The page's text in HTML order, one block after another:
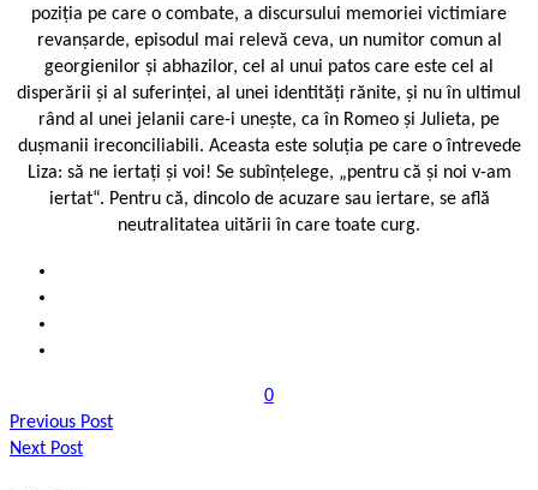
poziția pe care o combate, a discursului memoriei victimiare
revanșarde, episodul mai relevă ceva, un numitor comun al
georgienilor și abhazilor, cel al unui patos care este cel al
disperării și al suferinței, al unei identități rănite, și nu în ultimul
rând al unei jelanii care-i unește, ca în Romeo și Julieta, pe
dușmanii ireconciliabili. Aceasta este soluția pe care o întrevede
Liza: să ne iertați și voi! Se subînțelege, „pentru că și noi v-am
iertat“. Pentru că, dincolo de acuzare sau iertare, se află
neutralitatea uitării în care toate curg.
0
Previous Post
Next Post